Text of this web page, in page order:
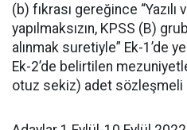
(b) fıkrası gereğince
yapılmaksızın, KPSS (B)
alınmak suretiyle” Ek-1’de
Ek-2’de belirtilen
otuz sekiz) adet sözleşmeli